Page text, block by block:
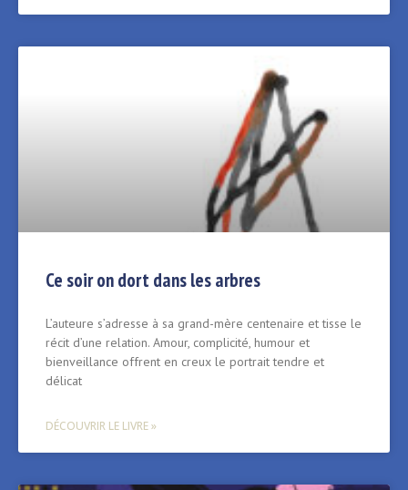
Ce soir on dort dans les arbres
L’auteure s’adresse à sa grand-mère centenaire et tisse le
récit d’une relation. Amour, complicité, humour et
bienveillance offrent en creux le portrait tendre et
délicat
DÉCOUVRIR LE LIVRE »